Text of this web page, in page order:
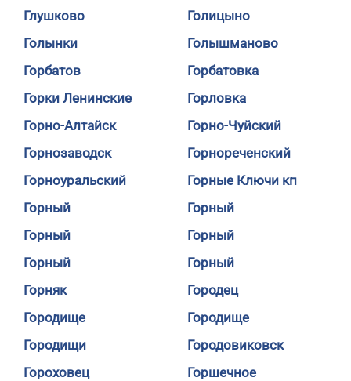
Глушково
Голицыно
Голынки
Голышманово
Горбатов
Горбатовка
Горки Ленинские
Горловка
Горно-Алтайск
Горно-Чуйский
Горнозаводск
Горнореченский
Горноуральский
Горные Ключи кп
Горный
Горный
Горный
Горный
Горный
Горный
Горняк
Городец
Городище
Городище
Городищи
Городовиковск
Гороховец
Горшечное